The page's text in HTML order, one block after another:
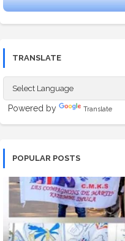
TRANSLATE
Powered by Translate
POPULAR POSTS